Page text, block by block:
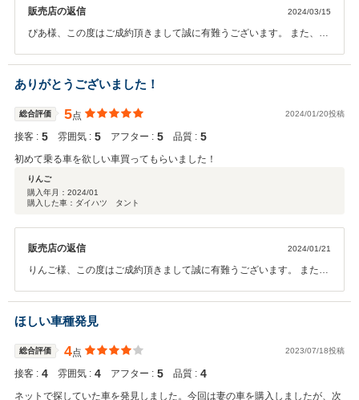
販売店の返信 2024/03/15
ぴあ様、この度はご成約頂きまして誠に有難うございます。 また、高
うお車が見つかり、弊社スタッフ一同も嬉しい限りで御座います。今
後も末長いお付き合いを頂ければ幸いです。この度は誠に有難うござ
いました。カーバンクライトスタッフ一同
ありがとうございました！
総合評価 5点 2024/01/20投稿
接客 : 5 雰囲気 : 5 アフター : 5 品質 : 5
初めて乗る車を欲しい車買ってもらいました！
りんご
購入年月： 2024/01
購入した車：ダイハツ タント
販売店の返信 2024/01/21
りんご様、この度はご成約頂きまして誠に有難うございます。 また、
品質、向上に努めていきたいと思います。ご納車後も末長くお付き合
いをして頂ければ幸いです。 この度は誠に有難うございました。カー
バンクライトスタッフ一同
ほしい車種発見
総合評価 4点 2023/07/18投稿
接客 : 4 雰囲気 : 4 アフター : 5 品質 : 4
ネットで探していた車を発見しました。今回は妻の車を購入しましたが、次